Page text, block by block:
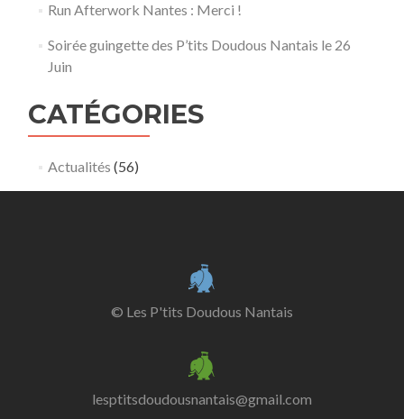
Run Afterwork Nantes : Merci !
Soirée guingette des P’tits Doudous Nantais le 26
Juin
CATÉGORIES
Actualités (56)
© Les P'tits Doudous Nantais
lesptitsdoudousnantais@gmail.com